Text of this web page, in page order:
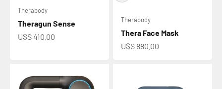
Therabody
Theragun Sense
Precio de oferta
U$S 410.00
Therabody
Thera Face Mask
Precio de oferta
U$S 880.00